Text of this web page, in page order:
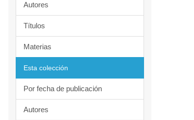
Autores
Títulos
Materias
Esta colección
Por fecha de publicación
Autores